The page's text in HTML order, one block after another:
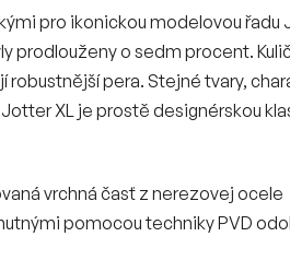
pro ikonickou modelovou řadu
prodlouženy o sedm procent.
pera. Stejné tvary,
XL je prostě designérskou
vrchná časť z nerezovej ocele
pomocou techniky PVD